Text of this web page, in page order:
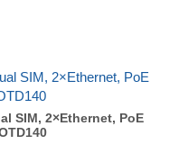
gr
SIM, 2×Ethernet, PoE